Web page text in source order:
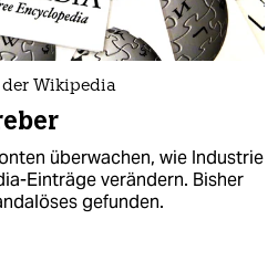
Wikipedia
überwachen, wie Industrie
Einträge verändern. Bisher
gefunden.